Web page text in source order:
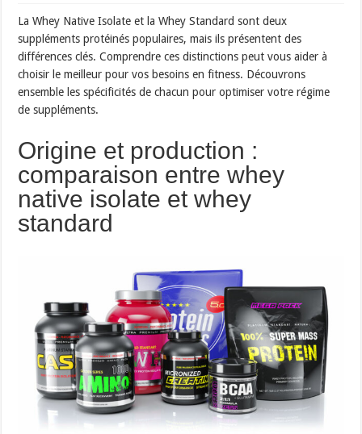
La Whey Native Isolate et la Whey Standard sont deux
suppléments protéinés populaires, mais ils présentent des
différences clés. Comprendre ces distinctions peut vous aider à
choisir le meilleur pour vos besoins en fitness. Découvrons
ensemble les spécificités de chacun pour optimiser votre régime
de suppléments.
Origine et production :
comparaison entre whey
native isolate et whey
standard